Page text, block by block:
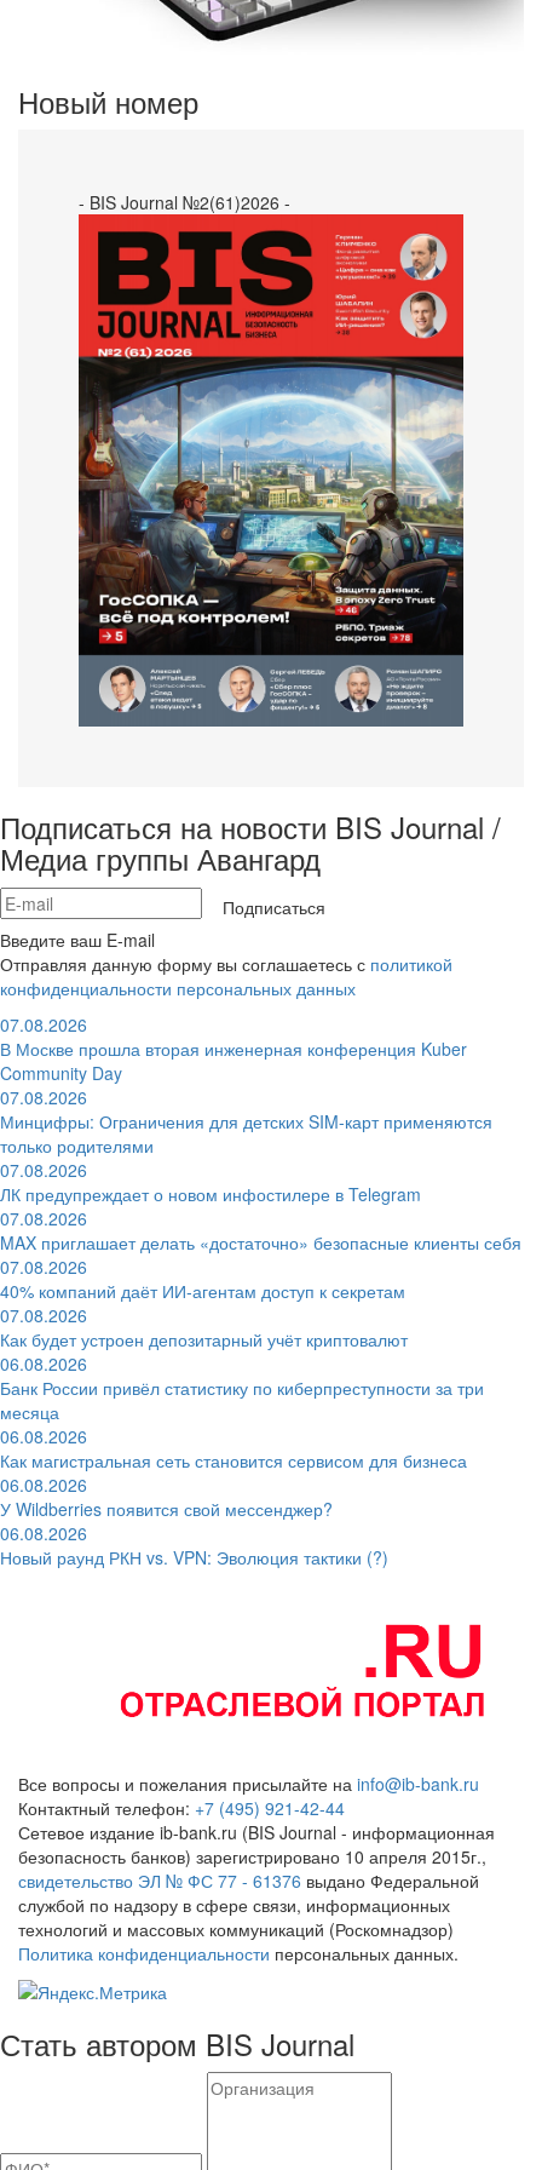
Новый номер
- BIS Journal №2(61)2026 -
Подписаться на новости BIS Journal /
Медиа группы Авангард
Подписаться
Введите ваш E-mail
Отправляя данную форму вы соглашаетесь с политикой
конфиденциальности персональных данных
07.08.2026
В Москве прошла вторая инженерная конференция Kuber
Community Day
07.08.2026
Минцифры: Ограничения для детских SIM-карт применяются
только родителями
07.08.2026
ЛК предупреждает о новом инфостилере в Telegram
07.08.2026
MAX приглашает делать «достаточно» безопасные клиенты себя
07.08.2026
40% компаний даёт ИИ‑агентам доступ к секретам
07.08.2026
Как будет устроен депозитарный учёт криптовалют
06.08.2026
Банк России привёл статистику по киберпреступности за три
месяца
06.08.2026
Как магистральная сеть становится сервисом для бизнеса
06.08.2026
У Wildberries появится свой мессенджер?
06.08.2026
Новый раунд РКН vs. VPN: Эволюция тактики (?)
Все вопросы и пожелания присылайте на info@ib-bank.ru
Контактный телефон: +7 (495) 921-42-44
Сетевое издание ib-bank.ru (BIS Journal - информационная
безопасность банков) зарегистрировано 10 апреля 2015г.,
свидетельство ЭЛ № ФС 77 - 61376 выдано Федеральной
службой по надзору в сфере связи, информационных
технологий и массовых коммуникаций (Роскомнадзор)
Политика конфиденциальности персональных данных.
Стать автором BIS Journal